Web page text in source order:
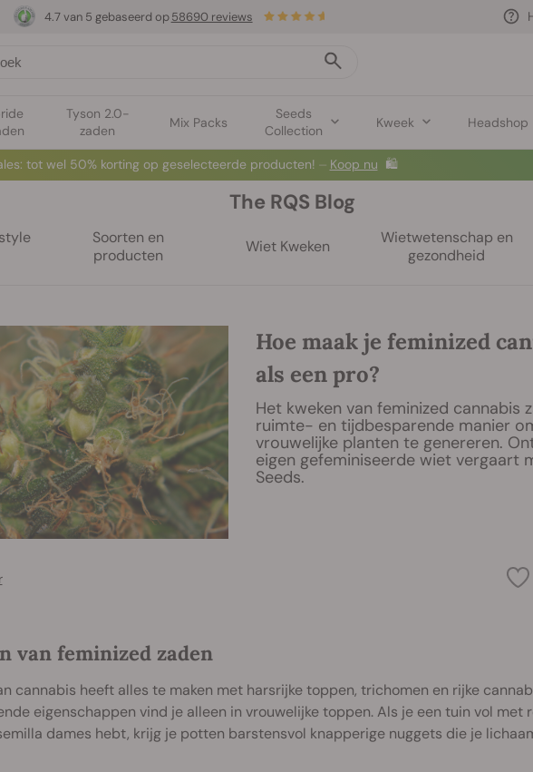
Tyson 2.0-
zaden
Mix Packs
Seeds
Collection
Kweek Headshop
4.7 van 5 gebaseerd op 58690 reviews
tot wel 50% korting op geselecteerde producten! ⏤ Koop nu 🛍️
The RQS Blog
Soorten en
producten
Wiet Kweken
Wietwetenschap en
gezondheid
Hoe maak je feminized
als een pro?
Het kweken van feminized cannabis
ruimte- en tijdbesparende manier
vrouwelijke planten te genereren.
eigen gefeminiseerde wiet vergaart
Seeds.
van feminized zaden
cannabis heeft alles te maken met harsrijke toppen, trichomen en rijke
eigenschappen vind je alleen in vrouwelijke toppen. Als je een tuin vol met
dames hebt, krijg je potten barstensvol knapperige nuggets die je